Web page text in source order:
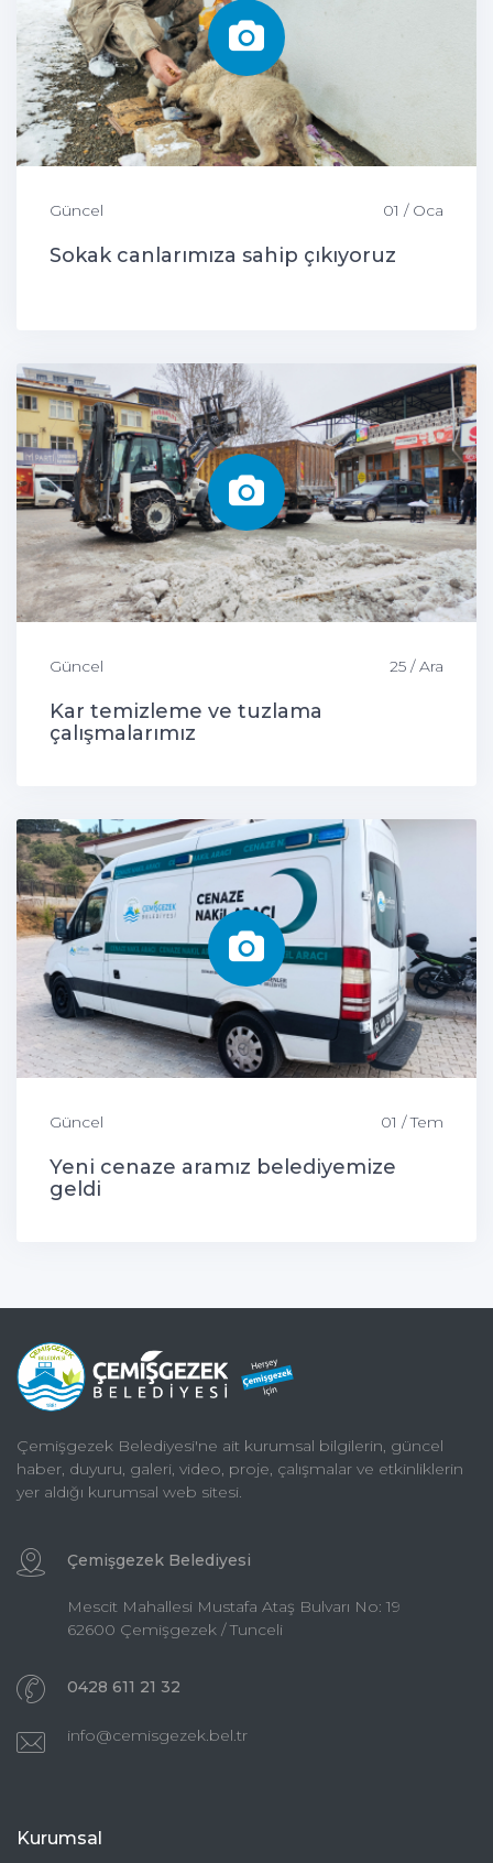
Güncel 01 / Oca
Sokak canlarımıza sahip çıkıyoruz
Güncel 25 / Ara
Kar temizleme ve tuzlama
çalışmalarımız
Güncel 01 / Tem
Yeni cenaze aramız belediyemize
geldi
Çemişgezek Belediyesi'ne ait kurumsal bilgilerin, güncel
haber, duyuru, galeri, video, proje, çalışmalar ve etkinliklerin
yer aldığı kurumsal web sitesi.
Çemişgezek Belediyesi
Mescit Mahallesi Mustafa Ataş Bulvarı No: 19
62600 Çemişgezek / Tunceli
0428 611 21 32
info@cemisgezek.bel.tr
Kurumsal